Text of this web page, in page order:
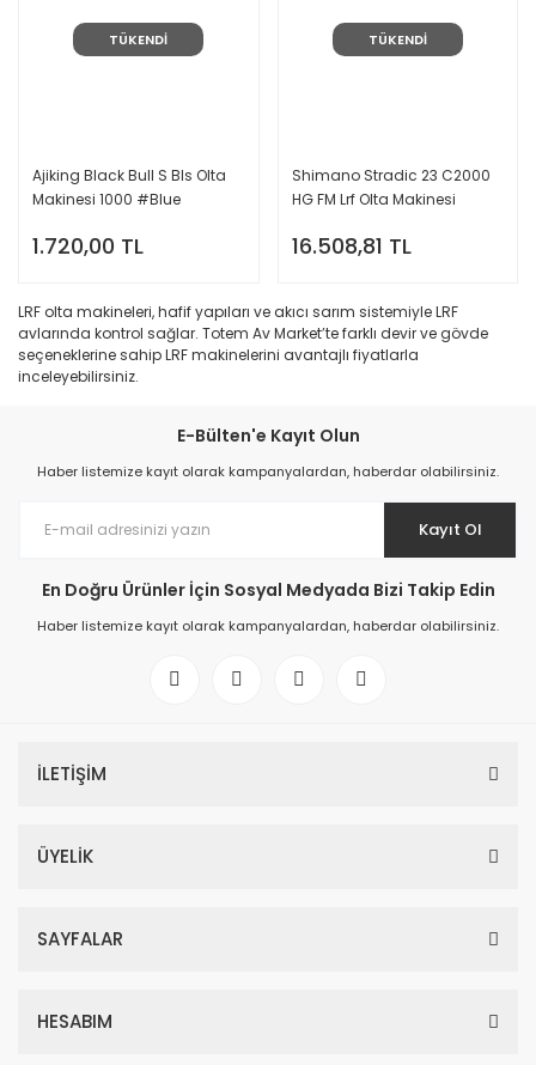
TÜKENDİ
Ajiking Black Bull S Bls Olta
Makinesi 1000 #Blue
1.720,00 TL
TÜKENDİ
Shimano Stradic 23 C2000
HG FM Lrf Olta Makinesi
16.508,81 TL
LRF olta makineleri, hafif yapıları ve akıcı sarım sistemiyle LRF
avlarında kontrol sağlar. Totem Av Market’te farklı devir ve gövde
seçeneklerine sahip LRF makinelerini avantajlı fiyatlarla
inceleyebilirsiniz.
E-Bülten'e Kayıt Olun
Haber listemize kayıt olarak kampanyalardan, haberdar olabilirsiniz.
Kayıt Ol
En Doğru Ürünler İçin Sosyal Medyada Bizi Takip Edin
Haber listemize kayıt olarak kampanyalardan, haberdar olabilirsiniz.
İLETİŞİM
ÜYELİK
SAYFALAR
HESABIM